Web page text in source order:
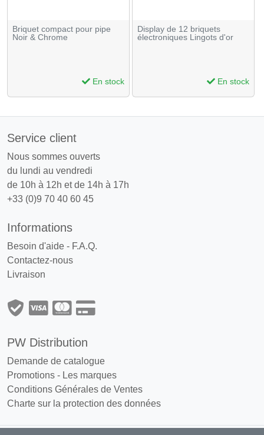
Briquet compact pour pipe
Noir & Chrome
En stock
Display de 12 briquets
électroniques Lingots d'or
En stock
Service client
Nous sommes ouverts
du lundi au vendredi
de 10h à 12h et de 14h à 17h
+33 (0)9 70 40 60 45
Informations
Besoin d'aide - F.A.Q.
Contactez-nous
Livraison
PW Distribution
Demande de catalogue
Promotions - Les marques
Conditions Générales de Ventes
Charte sur la protection des données